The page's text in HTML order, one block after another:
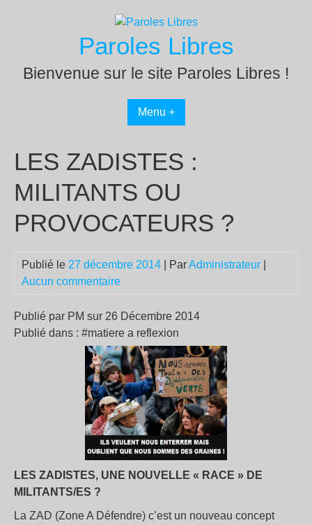
Paroles Libres
Bienvenue sur le site Paroles Libres !
Menu +
LES ZADISTES :
MILITANTS OU
PROVOCATEURS ?
Publié le 27 décembre 2014 | ParAdministrateur
Aucun commentaire
Publié par PM sur 26 Décembre 2014
Publié dans : #matiere a reflexion
LES ZADISTES, UNE NOUVELLE « RACE » DE
MILITANTS/ES ?
La ZAD (Zone A Défendre) c’est un nouveau concept